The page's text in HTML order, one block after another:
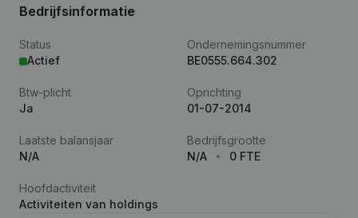
Bedrijfsinformatie
Status
Actief
Ondernemingsnummer
BE0555.664.302
Btw-plicht
Ja
Oprichting
01-07-2014
Laatste balansjaar
N/A
Bedrijfsgrootte
N/A
0 FTE
Hoofdactiviteit
Activiteiten van holdings